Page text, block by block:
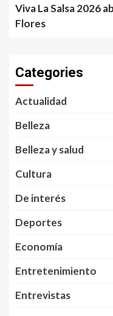
Viva La Salsa 2026
Flores
Categories
Actualidad
Belleza
Belleza y salud
Cultura
De interés
Deportes
Economía
Entretenimiento
Entrevistas